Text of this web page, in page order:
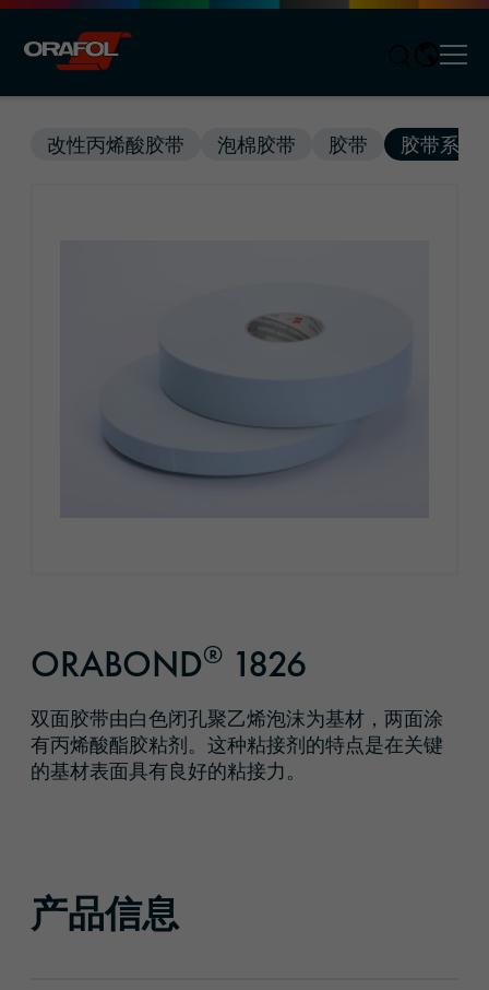
改性丙烯酸胶带 泡棉胶带 胶带 胶带系统
ORABOND® 1826
双面胶带由白色闭孔聚乙烯泡沫为基材，两面涂
有丙烯酸酯胶粘剂。这种粘接剂的特点是在关键
的基材表面具有良好的粘接力。
产品信息